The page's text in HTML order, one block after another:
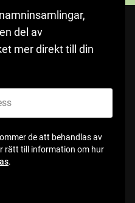
del av
mer direkt till din
de att behandlas av
rätt till information om hur
.